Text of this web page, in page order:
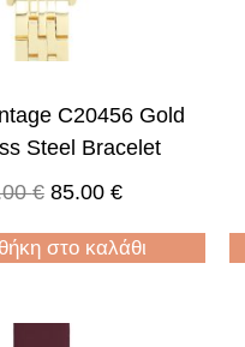
C20456 Gold
Steel Bracelet
€ 85.00 €
στο καλάθι